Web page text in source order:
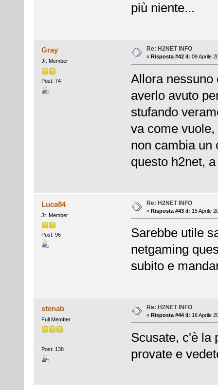
più niente...
Gray
Jr. Member
Post: 74
Re: H2NET INFO
« Risposta #42 il: 09 Aprile
Allora nessuno
averlo avuto
stufando
va come
non cambia un
questo h2net,
Luca84
Jr. Member
Post: 96
Re: H2NET INFO
« Risposta #43 il: 15 Aprile
Sarebbe utile
netgaming
subito e
stenab
Full Member
Post: 138
Re: H2NET INFO
« Risposta #44 il: 16 Aprile
Scusate, c'è la
provate e